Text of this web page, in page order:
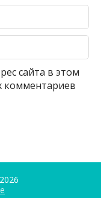
сайта в этом
комментариев